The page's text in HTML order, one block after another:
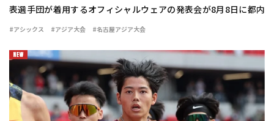
表選手団が着用するオフィシャルウェアの発表会が8月8日に都内
で行われた。 ウェアは情熱を燃え立つような赤い炎を示す「ファ
#アシックス #アジア大会 #名古屋アジア大会